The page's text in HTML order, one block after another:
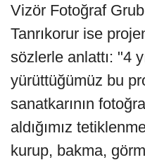
Vizör Fotoğraf
Tanrıkorur ise
sözlerle anlattı: "4
yürüttüğümüz bu
sanatkarının
aldığımız
kurup, bakma,